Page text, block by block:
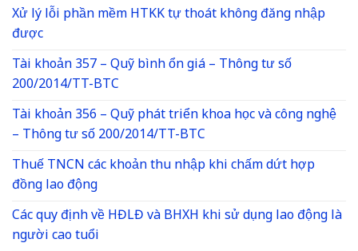
Xử lý lỗi phần mềm HTKK tự thoát không đăng nhập
được
Tài khoản 357 – Quỹ bình ổn giá – Thông tư số
200/2014/TT-BTC
Tài khoản 356 – Quỹ phát triển khoa học và công nghệ
– Thông tư số 200/2014/TT-BTC
Thuế TNCN các khoản thu nhập khi chấm dứt hợp
đồng lao động
Các quy định về HĐLĐ và BHXH khi sử dụng lao động là
người cao tuổi